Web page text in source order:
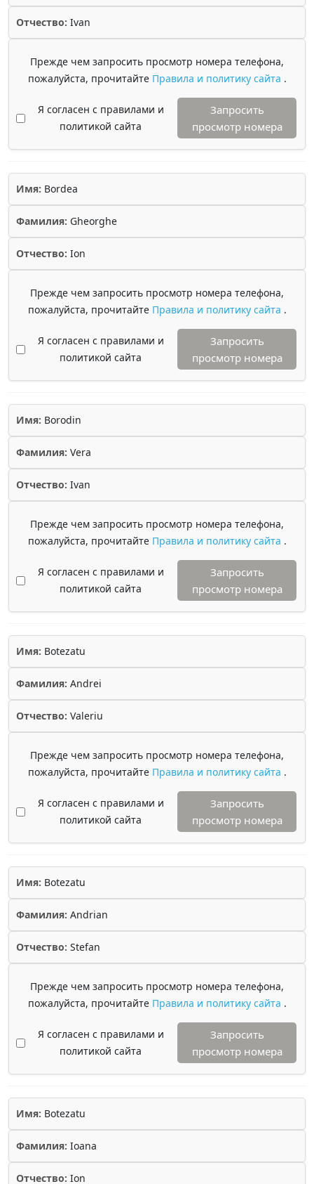
Отчество: Ivan
Прежде чем запросить просмотр номера телефона,
пожалуйста, прочитайте Правила и политику сайта .
Я согласен с правилами и
политикой сайта
Запросить
просмотр номера
Имя: Bordea
Фамилия: Gheorghe
Отчество: Ion
Прежде чем запросить просмотр номера телефона,
пожалуйста, прочитайте Правила и политику сайта .
Я согласен с правилами и
политикой сайта
Запросить
просмотр номера
Имя: Borodin
Фамилия: Vera
Отчество: Ivan
Прежде чем запросить просмотр номера телефона,
пожалуйста, прочитайте Правила и политику сайта .
Я согласен с правилами и
политикой сайта
Запросить
просмотр номера
Имя: Botezatu
Фамилия: Andrei
Отчество: Valeriu
Прежде чем запросить просмотр номера телефона,
пожалуйста, прочитайте Правила и политику сайта .
Я согласен с правилами и
политикой сайта
Запросить
просмотр номера
Имя: Botezatu
Фамилия: Andrian
Отчество: Stefan
Прежде чем запросить просмотр номера телефона,
пожалуйста, прочитайте Правила и политику сайта .
Я согласен с правилами и
политикой сайта
Запросить
просмотр номера
Имя: Botezatu
Фамилия: Ioana
Отчество: Ion